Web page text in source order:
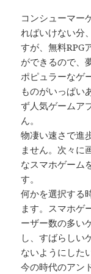
コンシューマー
ればいけない分
すが、無料RPG
ができるので、
ポピュラーなゲ
ものがいっぱい
ず人気ゲームア
ん。
物凄い速さで進
ません。次々に
なスマホゲーム
す。
何かを選択する
ます。スマホゲ
ーザー数の多い
し、すばらしい
ないようにした
今の時代のアン